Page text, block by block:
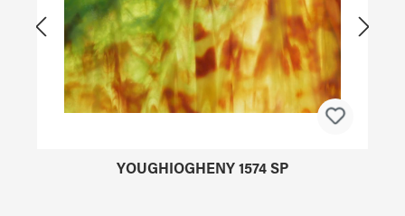
YOUGHIOGHENY 1574 SP